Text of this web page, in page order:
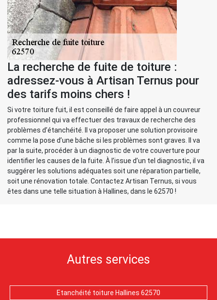
La recherche de fuite de toiture :
adressez-vous à Artisan Ternus pour
des tarifs moins chers !
Si votre toiture fuit, il est conseillé de faire appel à un couvreur
professionnel qui va effectuer des travaux de recherche des
problèmes d’étanchéité. Il va proposer une solution provisoire
comme la pose d’une bâche si les problèmes sont graves. Il va
par la suite, procéder à un diagnostic de votre couverture pour
identifier les causes de la fuite. À l’issue d’un tel diagnostic, il va
suggérer les solutions adéquates soit une réparation partielle,
soit une rénovation totale. Contactez Artisan Ternus, si vous
êtes dans une telle situation à Hallines, dans le 62570 !
Autres services
Etanchéité toiture Hallines 62570